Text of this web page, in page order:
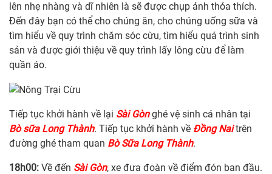
lên nhẹ nhàng và dĩ nhiên là sẽ được chụp ảnh thỏa thích.
Đến đây bạn có thể cho chúng ăn, cho chúng uống sữa và
tìm hiểu về quy trình chăm sóc cừu, tìm hiểu quá trình sinh
sản và được giới thiệu về quy trình lấy lông cừu để làm
quần áo.
Tiếp tục khởi hành về lại Sài Gònghé vệ sinh cá nhân tại
Bò sữa Long Thành. Tiếp tục khởi hành về Đồng Nai trên
đường ghé tham quan Bò Sữa Long Thành.
18h00: Về đến Sài Gòn, xe đưa đoàn về điểm đón ban đầu.